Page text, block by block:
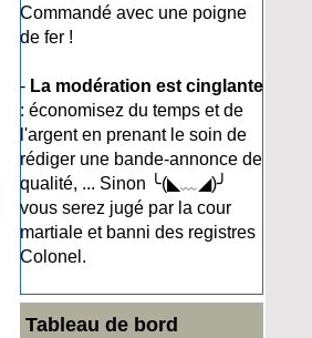
Commandé avec une poigne
de fer !
- La modération est cinglante
: économisez du temps et de
l'argent en prenant le soin de
rédiger une bande-annonce de
qualité, ... Sinon ╰(◣﹏◢)╯
vous serez jugé par la cour
martiale et banni des registres
Colonel.
Tableau de bord